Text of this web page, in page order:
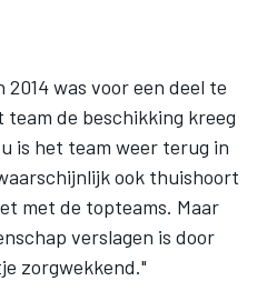
2014 was voor een deel te
de beschikking kreeg
is het team weer terug in
ook thuishoort
met de topteams. Maar
verslagen is door
zorgwekkend."